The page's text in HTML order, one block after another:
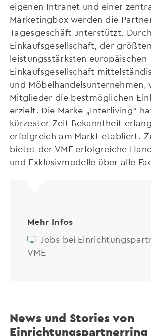
eigenen Intranet und einer
Marketingbox werden die
Tagesgeschäft unterstützt. Durch
Einkaufsgesellschaft, der
leistungsstärksten europäischen
Einkaufsgesellschaft
und Möbelhandelsunternehmen,
Mitglieder die bestmöglichen
erzielt. Die Marke „Interliving“
kürzester Zeit Bekanntheit
erfolgreich am Markt etabliert.
bietet der VME erfolgreiche
und Exklusivmodelle über alle
Mehr Infos
Jobs bei
VME
News und Stories von
Einrichtungspartnerring